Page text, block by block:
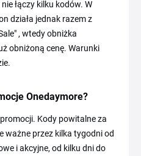
łączy kilku kodów. W
działa jednak razem z
, wtedy obniżka
obniżoną cenę. Warunki
Onedaymore?
Kody powitalne za
ważne przez kilka tygodni od
i akcyjne, od kilku dni do